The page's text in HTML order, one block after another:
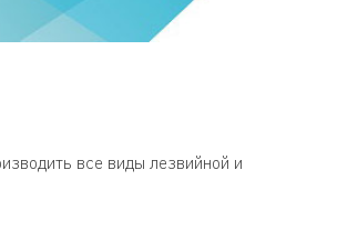
все виды лезвийной и